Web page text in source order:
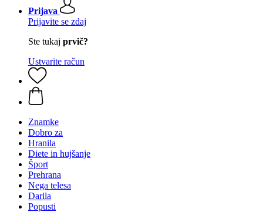
Prijava
Prijavite se zdaj
Ste tukaj prvič?
Ustvarite račun
Znamke
Dobro za
Hranila
Diete in hujšanje
Šport
Prehrana
Nega telesa
Darila
Popusti